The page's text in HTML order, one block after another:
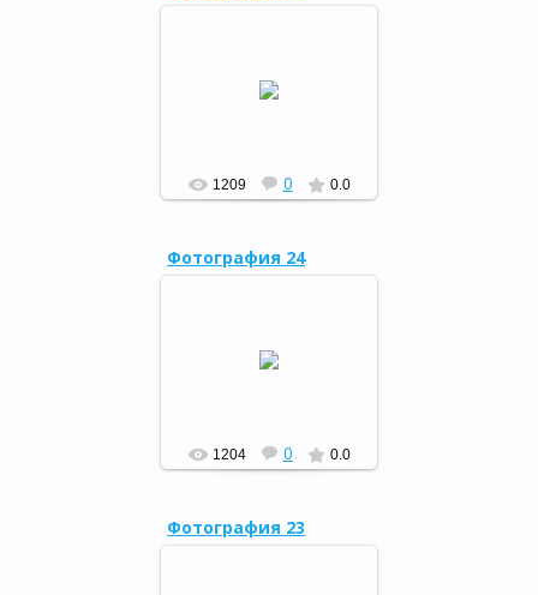
недели», 01.04.15
1209 0 0.0
Фотография 24
недели», 01.04.15
1204 0 0.0
Фотография 23